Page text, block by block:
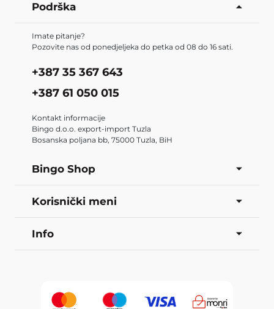
Podrška
Imate pitanje?
Pozovite nas od ponedjeljeka do petka od 08 do 16 sati.
+387 35 367 643
+387 61 050 015
Kontakt informacije
Bingo d.o.o. export-import Tuzla
Bosanska poljana bb, 75000 Tuzla, BiH
Bingo Shop
Korisnički meni
Info